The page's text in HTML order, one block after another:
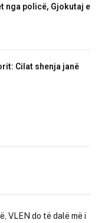
nga policë, Gjokutaj e
Cilat shenja janë